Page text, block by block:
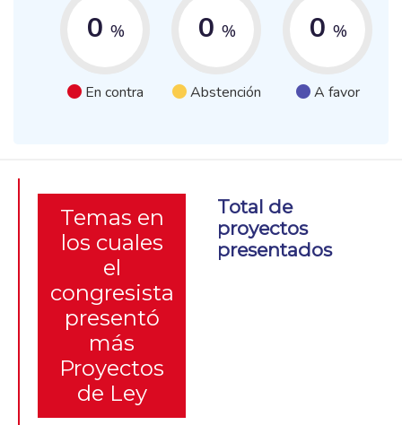
0 %
En contra
0 %
Abstención
0 %
A favor
Temas en
los cuales
el
congresista
presentó
más
Proyectos
de Ley
Total de
proyectos
presentados